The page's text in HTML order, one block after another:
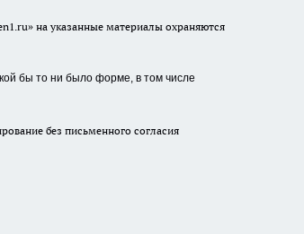
на указанные материалы охраняются
бы то ни было форме, в том числе
без письменного согласия